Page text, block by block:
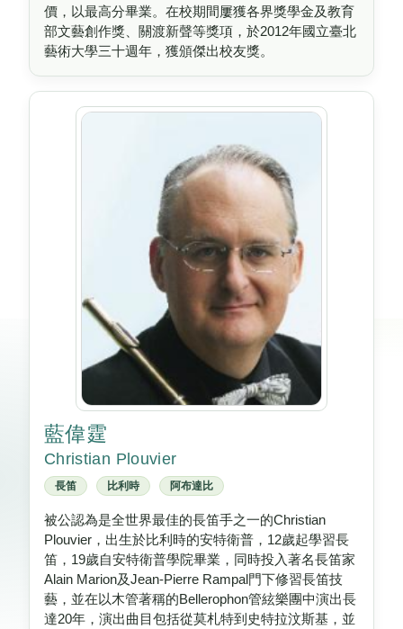
價，以最高分畢業。在校期間屢獲各界獎學金及教育
部文藝創作獎、關渡新聲等獎項，於2012年國立臺北
藝術大學三十週年，獲頒傑出校友獎。
藍偉霆
Christian Plouvier
長笛 比利時 阿布達比
被公認為是全世界最佳的長笛手之一的Christian
Plouvier，出生於比利時的安特衛普，12歲起學習長
笛，19歲自安特衛普學院畢業，同時投入著名長笛家
Alain Marion及Jean-Pierre Rampal門下修習長笛技
藝，並在以木管著稱的Bellerophon管絃樂團中演出長
達20年，演出曲目包括從莫札特到史特拉汶斯基，並